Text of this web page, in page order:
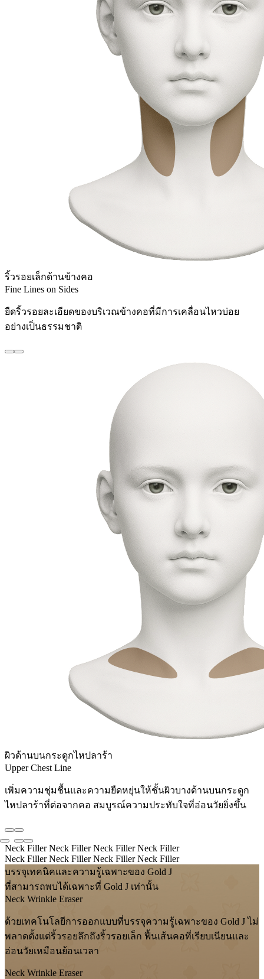
ริ้วรอยเล็กด้านข้างคอ
Fine Lines on Sides
ยืดริ้วรอยละเอียดของบริเวณข้างคอที่มีการเคลื่อนไหวบ่อย
อย่างเป็นธรรมชาติ
ผิวด้านบนกระดูกไหปลาร้า
Upper Chest Line
เพิ่มความชุ่มชื้นและความยืดหยุ่นให้ชั้นผิวบางด้านบนกระดูก
ไหปลาร้าที่ต่อจากคอ สมบูรณ์ความประทับใจที่อ่อนวัยยิ่งขึ้น
Neck Filler Neck Filler Neck Filler Neck Filler
Neck Filler Neck Filler Neck Filler Neck Filler
บรรจุเทคนิคและความรู้เฉพาะของ Gold J
ที่สามารถพบได้เฉพาะที่ Gold J เท่านั้น
Neck Wrinkle Eraser
ด้วยเทคโนโลยีการออกแบบที่บรรจุความรู้เฉพาะของ Gold J ไม่
พลาดตั้งแต่ริ้วรอยลึกถึงริ้วรอยเล็ก ฟื้นเส้นคอที่เรียบเนียนและ
อ่อนวัยเหมือนย้อนเวลา
Neck Wrinkle Eraser